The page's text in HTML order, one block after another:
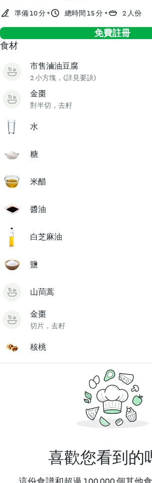
準備 10 分 總時間 15 分 2 人份
免費註冊
食材
市售滷油豆腐
2 小方塊，(詳見要訣)
金棗
對半切，去籽
水
糖
米醋
醬油
白芝麻油
鹽
山茼蒿
金棗
切片，去籽
核桃
喜歡您看到的